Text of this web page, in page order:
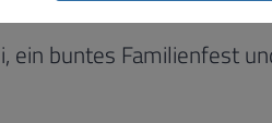
ein buntes Familienfest